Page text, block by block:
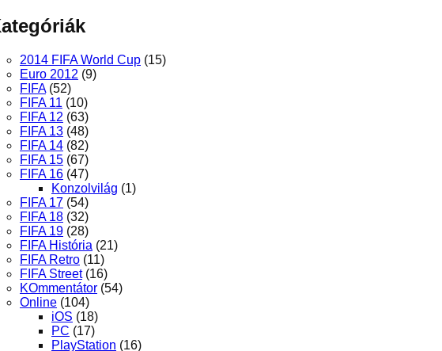
2014 FIFA World Cup (15)
Euro 2012 (9)
FIFA(52)
FIFA 11 (10)
FIFA 12 (63)
FIFA 13 (48)
FIFA 14 (82)
FIFA 15 (67)
FIFA 16 (47)
Konzolvilág (1)
FIFA 17 (54)
FIFA 18 (32)
FIFA 19 (28)
FIFA História (21)
FIFA Retro (11)
FIFA Street(16)
KOmmentátor (54)
Online (104)
iOS (18)
PC (17)
PlayStation (16)